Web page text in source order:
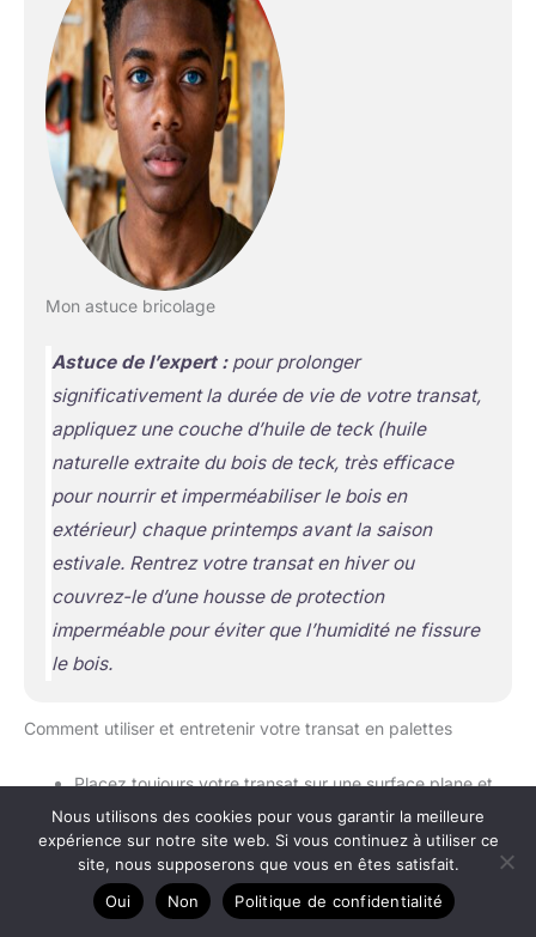
Mon astuce bricolage
Astuce de l’expert :pour prolonger
significativement la durée de vie de votre transat,
appliquez une couche d’huile de teck (huile
naturelle extraite du bois de teck, très efficace
pour nourrir et imperméabiliser le bois en
extérieur) chaque printemps avant la saison
estivale. Rentrez votre transat en hiver ou
couvrez-le d’une housse de protection
imperméable pour éviter que l’humidité ne fissure
le bois.
Comment utiliser et entretenir votre transat en palettes
Placez toujours votre transat sur une surface plane et
stable pour éviter tout basculement.
Ne dépassez pas une charge de 120 kg sur l’ensemble
de la structure.
Rentrez le coussin à l’intérieur en cas de pluie ou de
Nous utilisons des cookies pour vous garantir la meilleure
expérience sur notre site web. Si vous continuez à utiliser ce
site, nous supposerons que vous en êtes satisfait.
Oui
Non Politique de confidentialité